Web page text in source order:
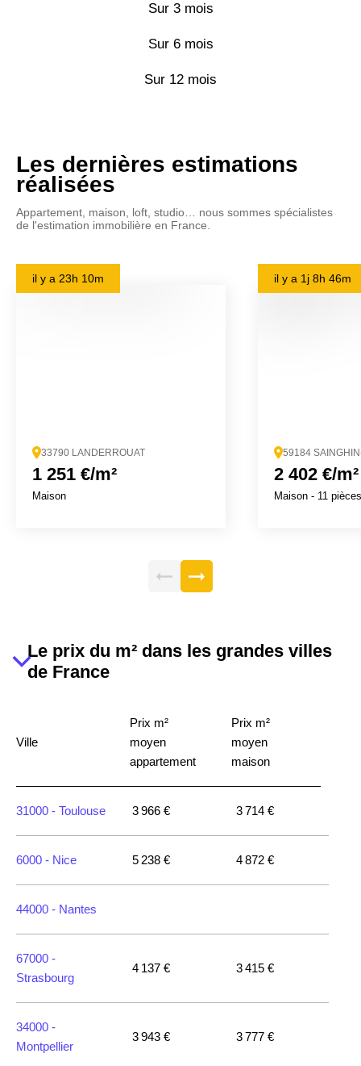
Sur 3 mois
Sur 6 mois
Sur 12 mois
Les dernières estimations
réalisées
Appartement, maison, loft, studio… nous sommes spécialistes
de l'estimation immobilière en France.
il y a 23h 10m
33790 LANDERROUAT
1 251 €/m²
Maison
il y a 1j 8h 46m
59184
2 402 €/m²
Maison - 11 pièces
Le prix du m² dans les grandes villes
de France
Ville
Prix m²
moyen
appartement
Prix m²
moyen
maison
31000 - Toulouse 3 966 € 3 714 €
6000 - Nice 5 238 € 4 872 €
44000 - Nantes
67000 -
Strasbourg
4 137 € 3 415 €
34000 -
Montpellier
3 943 € 3 777 €